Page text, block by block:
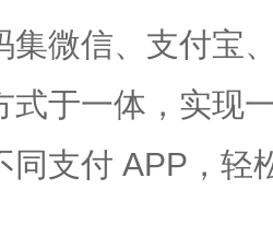
集微信、支付宝
式于一体，实现
同支付 APP，轻